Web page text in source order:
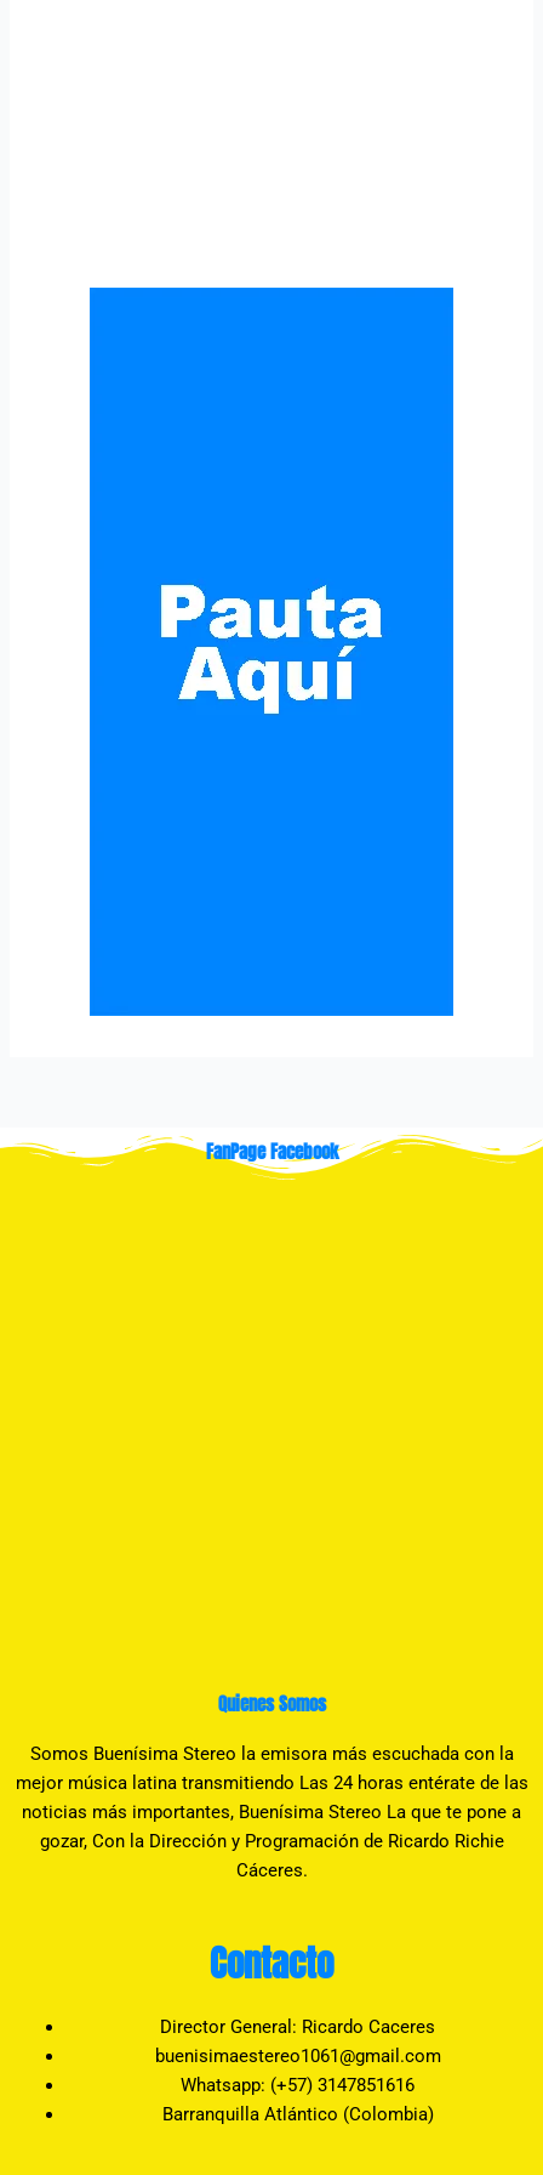
FanPage Facebook
Quienes Somos
Somos Buenísima Stereo la emisora más escuchada con la
mejor música latina transmitiendo Las 24 horas entérate de las
noticias más importantes, Buenísima Stereo La que te pone a
gozar, Con la Dirección y Programación de Ricardo Richie
Cáceres.
Contacto
Director General: Ricardo Caceres
buenisimaestereo1061@gmail.com
Whatsapp: (+57) 3147851616
Barranquilla Atlántico (Colombia)